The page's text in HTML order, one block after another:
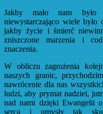
Jakby mało nam było
niewystarczająco wiele było
jakby życie i śmierć
zniszczone marzenia i
znaczenia.
W obliczu zagrożenia
naszych granic,
nawrócenie dla nas
ludzi, aby prymat nadziei,
nad nami dzięki Ewangelii o
serca i umysły tak